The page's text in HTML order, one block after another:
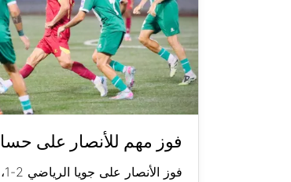
فوز مهم للأنصار على